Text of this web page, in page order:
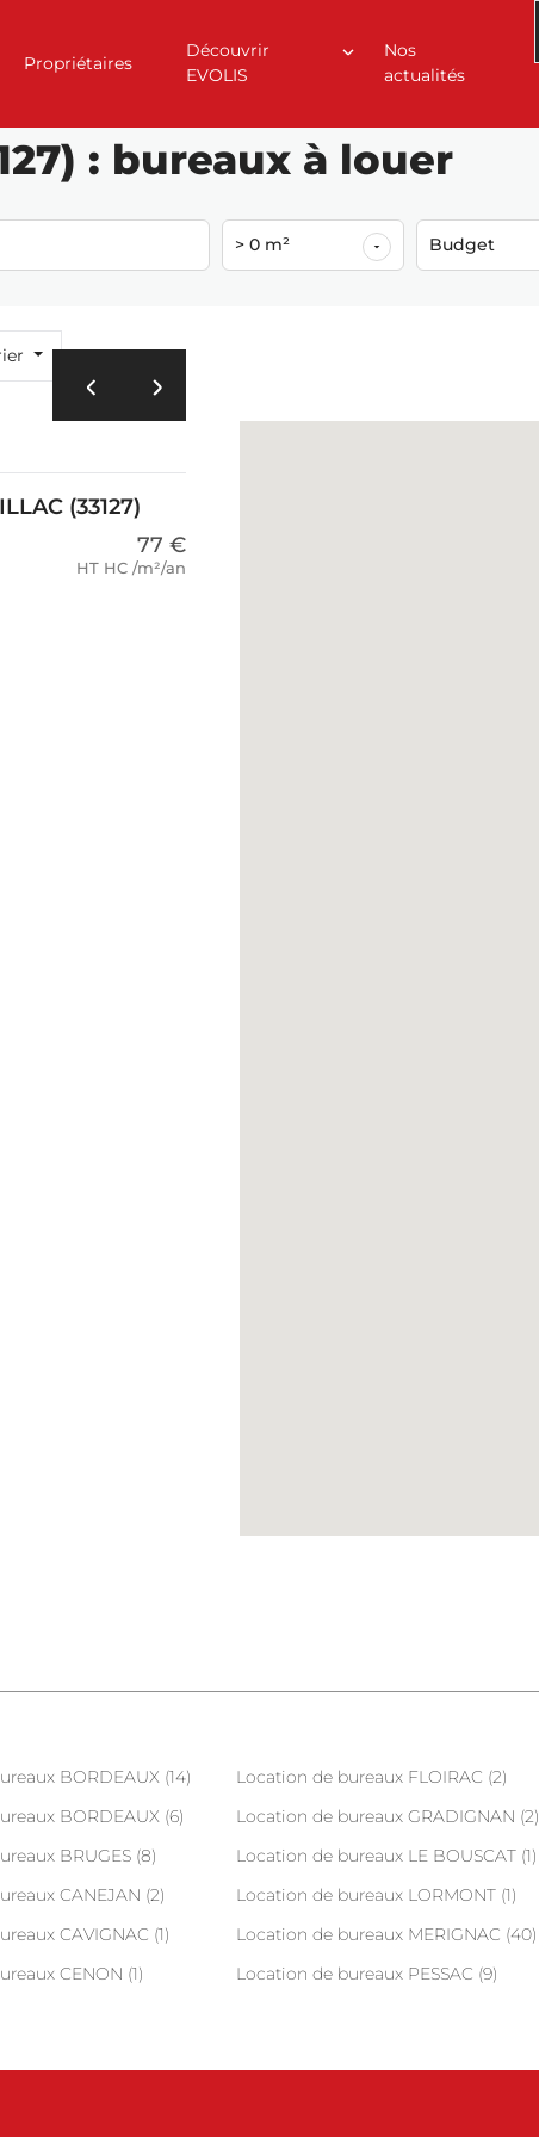
Propriétaires
Découvrir
EVOLIS
Nos
actualités
: bureaux à louer
> 0 m² Budget
(33127)
77 €
HT HC /m²/an
BORDEAUX (14)
BORDEAUX (6)
BRUGES (8)
CANEJAN (2)
CAVIGNAC (1)
CENON (1)
Location de bureaux FLOIRAC (2)
Location de bureaux GRADIGNAN (2)
Location de bureaux LE BOUSCAT (1)
Location de bureaux LORMONT (1)
Location de bureaux MERIGNAC (40)
Location de bureaux PESSAC (9)